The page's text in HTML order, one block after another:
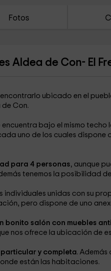
Fotos
Aldea de Con- El
encontrarlo ubicado en el
de Con.
bajo el mismo techo
uno de los cuales
para 4 personas, aunque
tenemos la posibilidad
individuales unidas con su
pero dispone de uno
bonito salón con muebles
nos ofrece la ubicación de
y completa.
están las habitaciones.